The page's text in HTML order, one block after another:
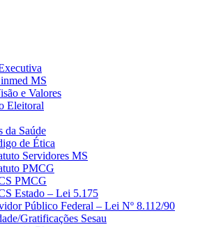
MS
e Valores
Eleitoral
da Saúde
de Ética
Servidores MS
PMCG
PMCG
Estado – Lei 5.175
Público Federal – Lei Nº 8.112/90
Gratificações Sesau